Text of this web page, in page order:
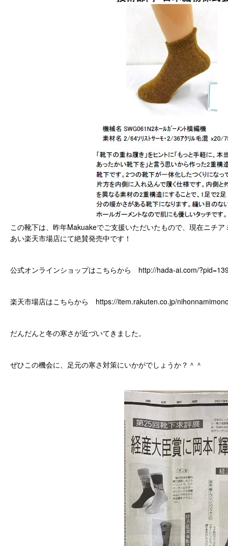
この靴下は、昨年Makuakeでご支援いただいたもので、現在ニチ
あい楽天市場店にて絶賛発売中です！
公式オンラインショップはこちらから http://hada-ai.com/
楽天市場店はこちらから https://item.rakuten.co.jp/
だんだんと冬の寒さが近づいてきました。
ぜひこの機会に、足元の寒さ対策にいかがでしょうか？＾＾